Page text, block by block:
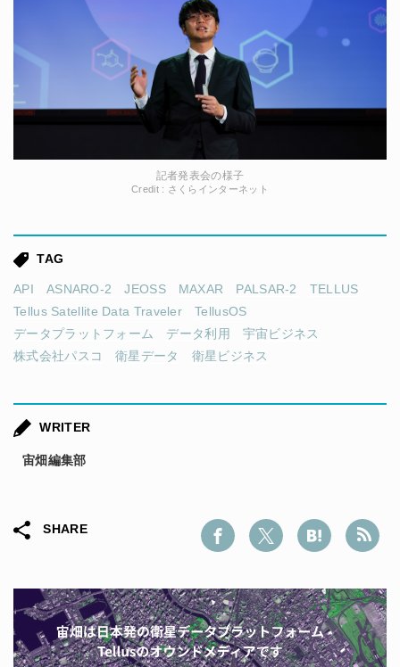
記者発表会の様子
Credit : さくらインターネット
TAG
API ASNARO-2 JEOSS MAXAR PALSAR-2
TELLUS
Tellus Satellite Data Traveler
TellusOS
データプラットフォーム
データ利用
宇宙ビジネス
株式会社パスコ
衛星データ 衛星ビジネス
WRITER
宙畑編集部
SHARE